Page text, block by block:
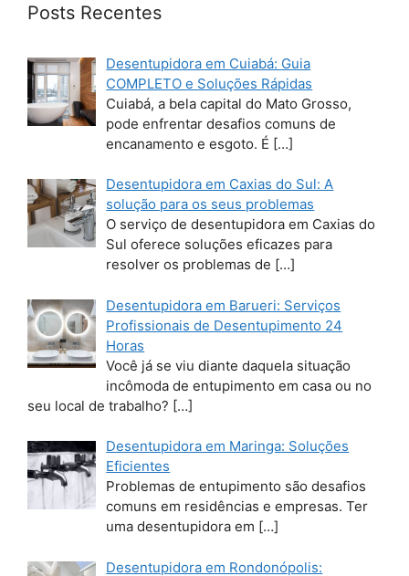
Posts Recentes
Desentupidora em Cuiabá: Guia
COMPLETO e Soluções Rápidas
Cuiabá, a bela capital do Mato Grosso,
pode enfrentar desafios comuns de
encanamento e esgoto. É […]
Desentupidora em Caxias do Sul: A
solução para os seus problemas
O serviço de desentupidora em Caxias do
Sul oferece soluções eficazes para
resolver os problemas de […]
Desentupidora em Barueri: Serviços
Profissionais de Desentupimento 24
Horas
Você já se viu diante daquela situação
incômoda de entupimento em casa ou no
seu local de trabalho? […]
Desentupidora em Maringa: Soluções
Eficientes
Problemas de entupimento são desafios
comuns em residências e empresas. Ter
uma desentupidora em […]
Desentupidora em Rondonópolis: